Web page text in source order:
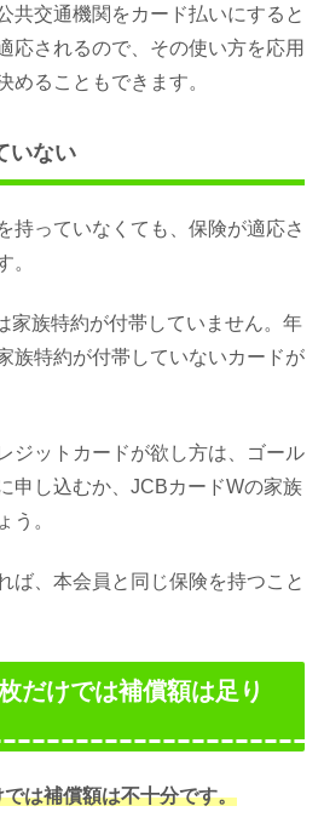
共交通機関をカード払いにすると
応されるので、その使い方を応用
めることもできます。
いない
持っていなくても、保険が適応さ
。
家族特約が付帯していません。年
族特約が付帯していないカードが
ジットカードが欲し方は、ゴール
申し込むか、JCBカードWの家族
う。
ば、本会員と同じ保険を持つこと
だけでは補償額は足り
は補償額は不十分です。